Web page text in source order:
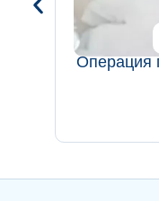
Операция